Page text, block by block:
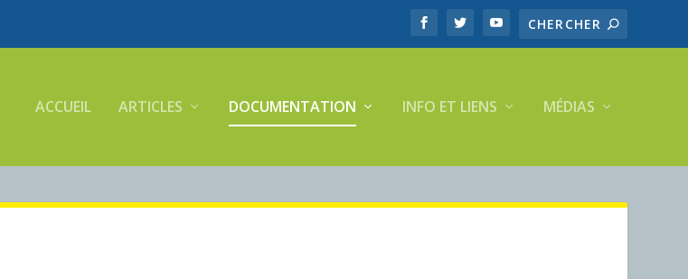
ACCUEIL ARTICLES DOCUMENTATION INFO ET LIENS MÉDIAS